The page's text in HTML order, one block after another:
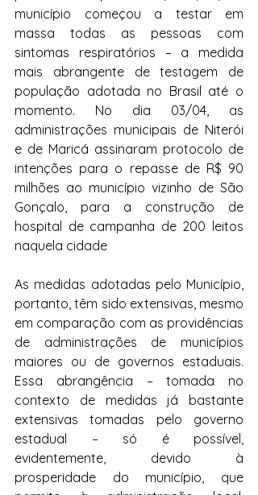
município começou a testar em
massa todas as pessoas com
sintomas respiratórios – a medida
mais abrangente de testagem de
população adotada no Brasil até o
momento. No dia 03/04, as
administrações municipais de Niterói
e de Maricá assinaram protocolo de
intenções para o repasse de R$ 90
milhões ao município vizinho de São
Gonçalo, para a construção de
hospital de campanha de 200 leitos
naquela cidade
As medidas adotadas pelo Município,
portanto, têm sido extensivas, mesmo
em comparação com as providências
de administrações de municípios
maiores ou de governos estaduais.
Essa abrangência – tomada no
contexto de medidas já bastante
extensivas tomadas pelo governo
estadual – só é possível,
evidentemente, devido à
prosperidade do município, que